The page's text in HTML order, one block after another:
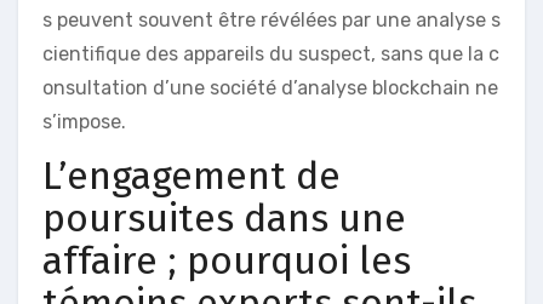
s peuvent souvent être révélées par une analyse s
cientifique des appareils du suspect, sans que la c
onsultation d’une société d’analyse blockchain ne
s’impose.
L’engagement de
poursuites dans une
affaire ; pourquoi les